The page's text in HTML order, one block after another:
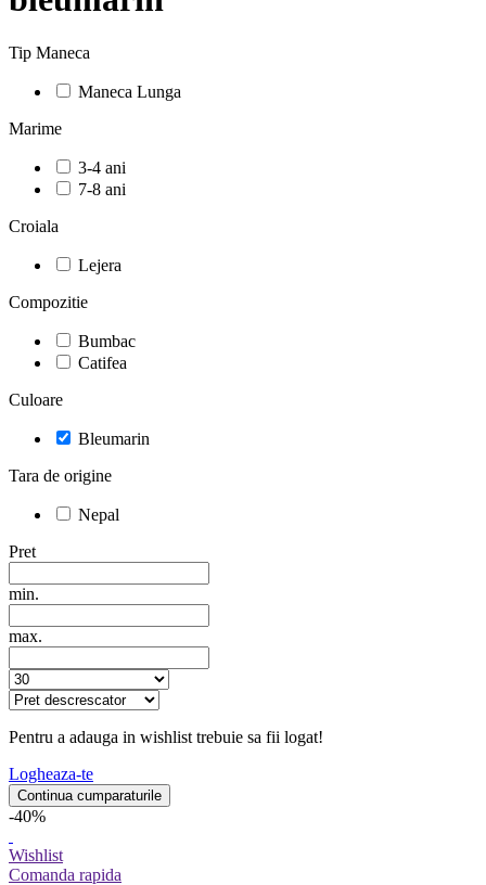
Tip Maneca
Maneca Lunga
Marime
3-4 ani
7-8 ani
Croiala
Lejera
Compozitie
Bumbac
Catifea
Culoare
Bleumarin
Tara de origine
Nepal
Pret
min.
max.
Pentru a adauga in wishlist trebuie sa fii logat!
Logheaza-te
Continua cumparaturile
-40%
Wishlist
Comanda rapida